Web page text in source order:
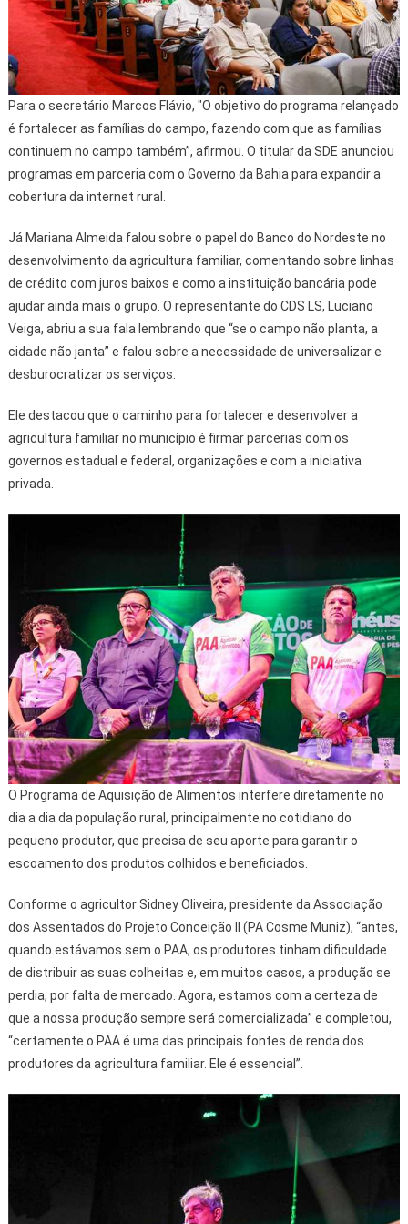
Para o secretário Marcos Flávio, "O objetivo do programa relançado
é fortalecer as famílias do campo, fazendo com que as famílias
continuem no campo também”, afirmou. O titular da SDE anunciou
programas em parceria com o Governo da Bahia para expandir a
cobertura da internet rural.
Já Mariana Almeida falou sobre o papel do Banco do Nordeste no
desenvolvimento da agricultura familiar, comentando sobre linhas
de crédito com juros baixos e como a instituição bancária pode
ajudar ainda mais o grupo. O representante do CDS LS, Luciano
Veiga, abriu a sua fala lembrando que “se o campo não planta, a
cidade não janta” e falou sobre a necessidade de universalizar e
desburocratizar os serviços.
Ele destacou que o caminho para fortalecer e desenvolver a
agricultura familiar no município é firmar parcerias com os
governos estadual e federal, organizações e com a iniciativa
privada.
O Programa de Aquisição de Alimentos interfere diretamente no
dia a dia da população rural, principalmente no cotidiano do
pequeno produtor, que precisa de seu aporte para garantir o
escoamento dos produtos colhidos e beneficiados.
Conforme o agricultor Sidney Oliveira, presidente da Associação
dos Assentados do Projeto Conceição II (PA Cosme Muniz), “antes,
quando estávamos sem o PAA, os produtores tinham dificuldade
de distribuir as suas colheitas e, em muitos casos, a produção se
perdia, por falta de mercado. Agora, estamos com a certeza de
que a nossa produção sempre será comercializada” e completou,
“certamente o PAA é uma das principais fontes de renda dos
produtores da agricultura familiar. Ele é essencial”.